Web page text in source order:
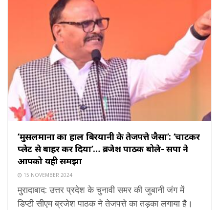
‘मुसलमानों का हाल बिरयानी के तेजपत्ते जैसा’: ‘चाटकर
प्लेट से बाहर कर दिया’… ब्रजेश पाठक बोले- सपा ने
आपको यही समझा
15 NOVEMBER 2024
मुरादाबाद: उत्तर प्रदेश के चुनावी समर की जुबानी जंग में
डिप्टी सीएम ब्रजेश पाठक ने तेजपत्ते का तड़का लगाया है।